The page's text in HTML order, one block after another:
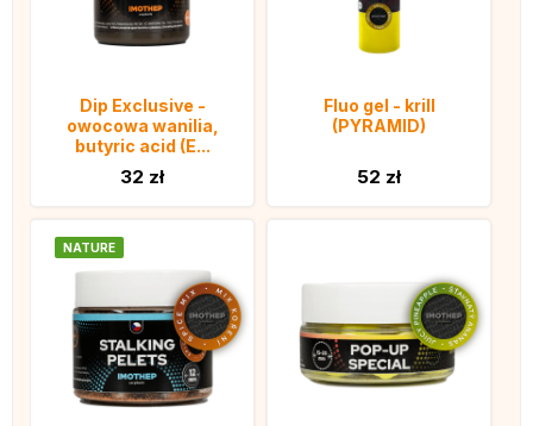
Dip Exclusive -
owocowa wanilia,
butyric acid (E...
32 zł
Fluo gel - krill
(PYRAMID)
52 zł
NATURE